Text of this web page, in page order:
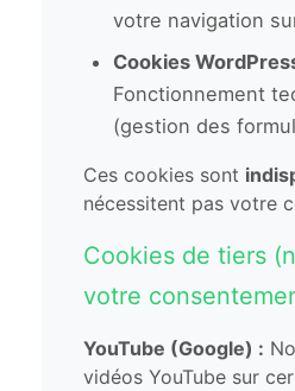
votre navigation
Cookies
Fonctionnement
(gestion des
Ces cookies sont
nécessitent pas votre
Cookies de tiers
votre
YouTube (Google) :
vidéos YouTube sur